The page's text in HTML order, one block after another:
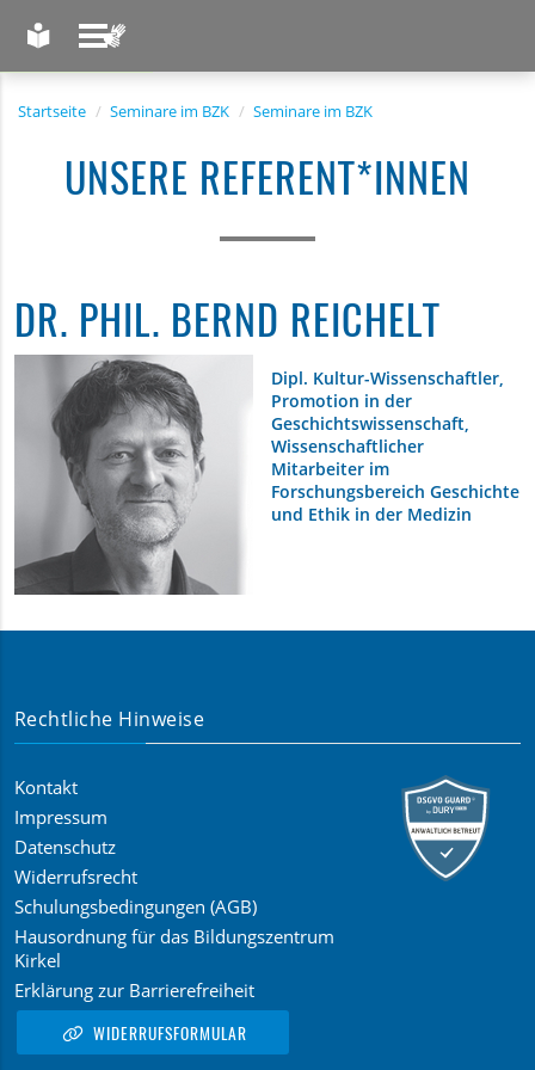
Startseite Seminare im BZK Seminare im BZK
UNSERE REFERENT*INNEN
DR. PHIL. BERND REICHELT
Dipl. Kultur-Wissenschaftler,
Promotion in der
Geschichtswissenschaft,
Wissenschaftlicher
Mitarbeiter im
Forschungsbereich Geschichte
und Ethik in der Medizin
Rechtliche Hinweise
Kontakt
Impressum
Datenschutz
Widerrufsrecht
Schulungsbedingungen (AGB)
Hausordnung für das Bildungszentrum
Kirkel
Erklärung zur Barrierefreiheit
WIDERRUFSFORMULAR